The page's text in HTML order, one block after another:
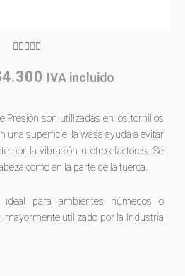

out
4.300 Price
through
$4.300
IVA incluido
Presión son utilizadas en los tornillos
una superficie, la wasa ayuda a evitar
por la vibración u otros factores. Se
como en la parte de la tuerca.
ideal para ambientes húmedos o
mayormente utilizado por la Industria